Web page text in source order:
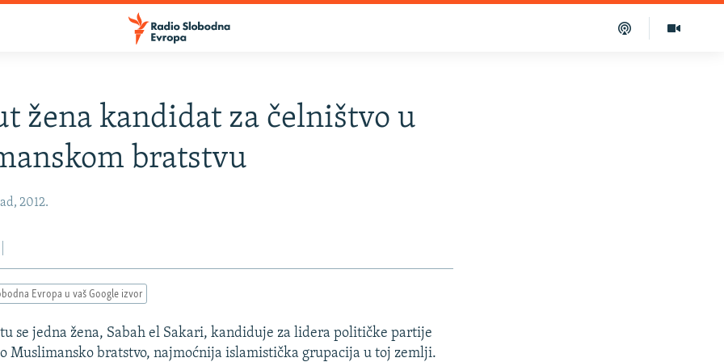
žena kandidat za čelništvo u
bratstvu
2012.
Evropa u vaš Google izvor
se jedna žena, Sabah el Sakari, kandiduje za lidera političke partije
Muslimansko bratstvo, najmoćnija islamistička grupacija u toj zemlji.